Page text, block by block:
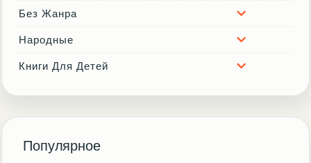
Без Жанра
Народные
Книги Для Детей
Популярное